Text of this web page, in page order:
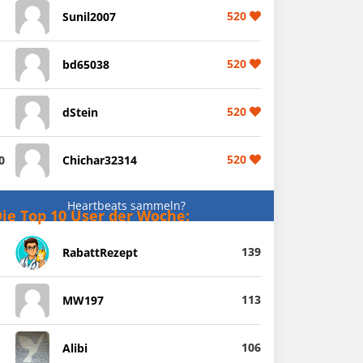
Sunil2007 520
bd65038 520
dStein 520
Chichar32314 520
Heartbeats sammeln?
Top 10 User der Woche:
RabattRezept 139
MW197 113
Alibi 106